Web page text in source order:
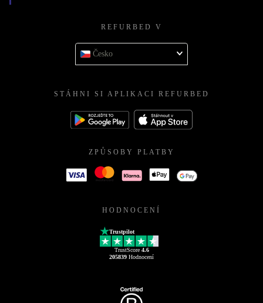
REFURBED V
Česko
STÁHNI SI APLIKACI REFURBED
ZPŮSOBY PLATBY
HODNOCENÍ
Trustpilot
TrustScore 4.6
205839 Hodnocení